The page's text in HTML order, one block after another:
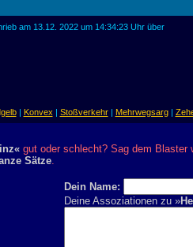
am 13.12. 2022 um 14:34:23 Uhr über
| Konvex | Stoßverkehr| Mehrwegsarg|
gut oder schlecht? Sag dem Blaster
Sätze.
Dein Name:
Deine Assoziationen zu »